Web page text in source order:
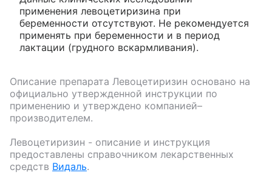
применения левоцетиризина при
беременности отсутствуют. Не рекомендуется
применять при беременности и в период
лактации (грудного вскармливания).
Описание препарата Левоцетиризин основано на
официально утвержденной инструкции по
применению и утверждено компанией–
производителем.
Левоцетиризин - описание и инструкция
предоставлены справочником лекарственных
средств Видаль.